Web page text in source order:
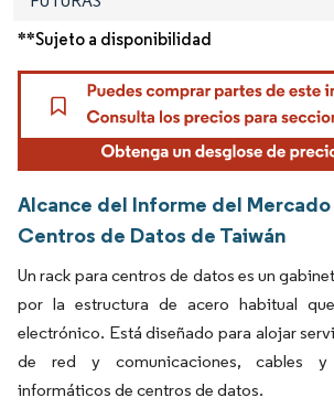
**Sujeto a disponibilidad
Alcance del Informe del Mercado
Centros de Datos de Taiwán
Un rack para centros de datos es un
por la estructura de acero habitual
electrónico. Está diseñado para alojar
de red y comunicaciones, cables y
informáticos de centros de datos.